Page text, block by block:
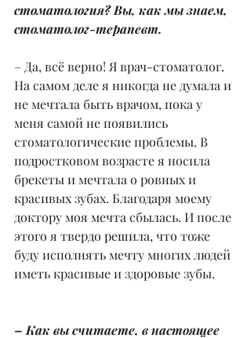
стоматология? Вы, как мы знаем,
стоматолог-терапевт.
– Да, всё верно! Я врач-стоматолог.
На самом деле я никогда не думала и
не мечтала быть врачом, пока у
меня самой не появились
стоматологические проблемы. В
подростковом возрасте я носила
брекеты и мечтала о ровных и
красивых зубах. Благодаря моему
доктору моя мечта сбылась. И после
этого я твердо решила, что тоже
буду исполнять мечту многих людей
иметь красивые и здоровые зубы.
– Как вы считаете, в настоящее